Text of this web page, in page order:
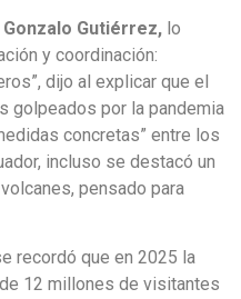
Gonzalo Gutiérrez, lo
y coordinación:
dijo al explicar que el
golpeados por la pandemia
concretas” entre los
incluso se destacó un
pensado para
recordó que en 2025 la
12 millones de visitantes